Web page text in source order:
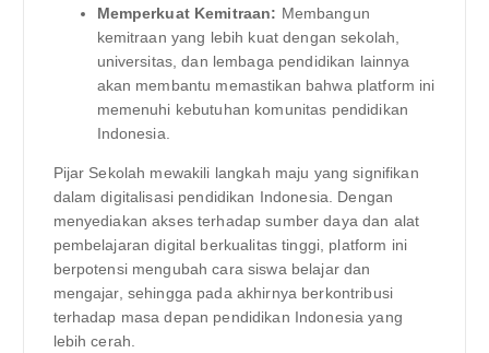
Memperkuat Kemitraan: Membangun
kemitraan yang lebih kuat dengan sekolah,
universitas, dan lembaga pendidikan lainnya
akan membantu memastikan bahwa platform ini
memenuhi kebutuhan komunitas pendidikan
Indonesia.
Pijar Sekolah mewakili langkah maju yang signifikan
dalam digitalisasi pendidikan Indonesia. Dengan
menyediakan akses terhadap sumber daya dan alat
pembelajaran digital berkualitas tinggi, platform ini
berpotensi mengubah cara siswa belajar dan
mengajar, sehingga pada akhirnya berkontribusi
terhadap masa depan pendidikan Indonesia yang
lebih cerah.